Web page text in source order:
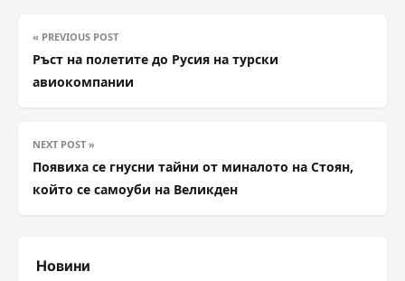
« PREVIOUS POST
Ръст на полетите до Русия на турски
авиокомпании
NEXT POST »
Появиха се гнусни тайни от миналото на Стоян,
който се самоуби на Великден
Новини